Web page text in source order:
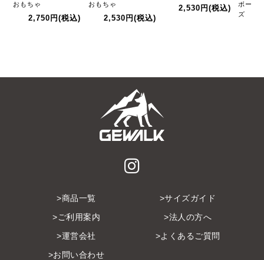
おもちゃ
2,750円(税込)
おもちゃ
2,530円 (税込)
2,530円 (税込)
ボーン
ズ
商品一覧
サイズガイド
ご利用案内
法人の方へ
運営会社
よくあるご質問
お問い合わせ